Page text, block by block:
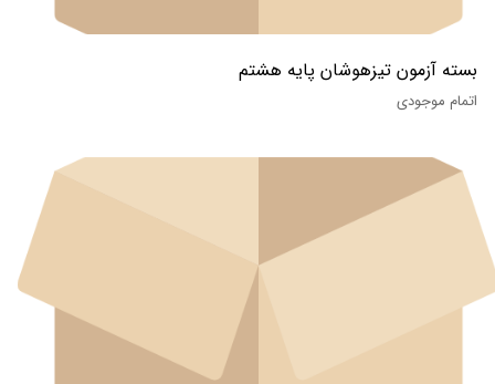
بسته آزمون تیزهوشان پایه هشتم
اتمام موجودی